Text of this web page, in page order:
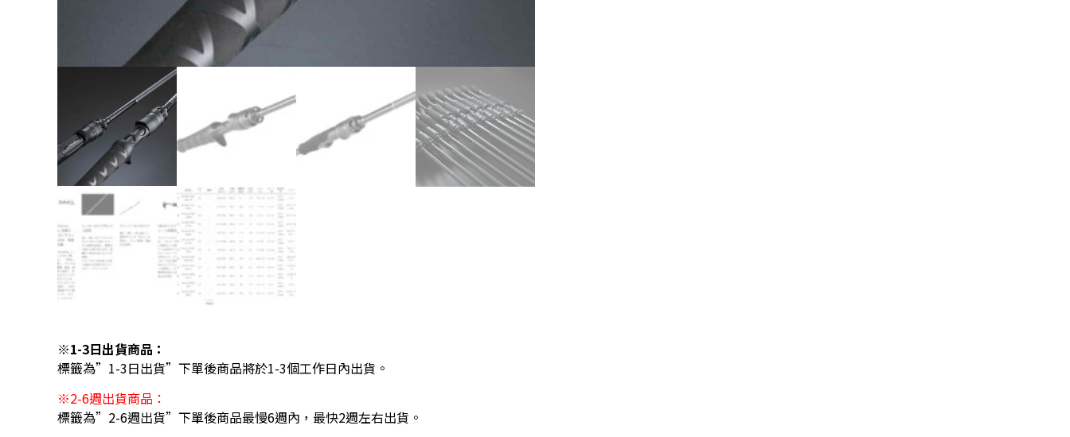
※1-3日出貨商品：
標籤為”1-3日出貨”下單後商品將於1-3個工作日內出貨。
※2-6週出貨商品：
標籤為”2-6週出貨”下單後商品最慢6週內，最快2週左右出貨。